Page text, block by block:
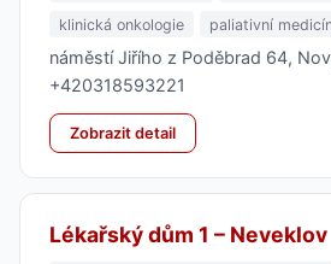
klinická onkologie
paliativní
náměstí Jiřího z Poděbrad 64,
+420318593221
Zobrazit detail
Lékařský dům 1 – Neveklov